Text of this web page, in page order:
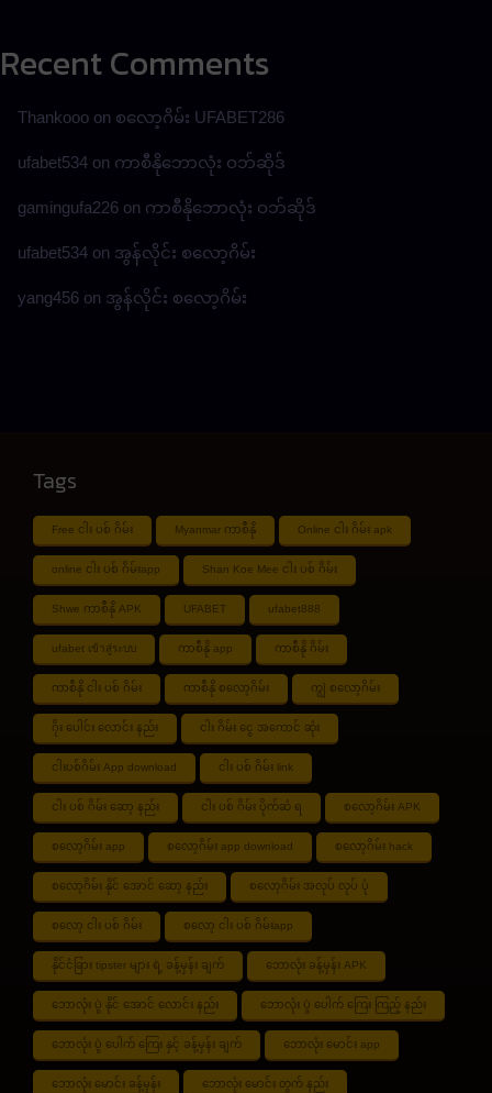
Recent Comments
Thankooo on စလော့ဂိမ်း UFABET286
ufabet534 on ကာစီနိုဘောလုံး ဝဘ်ဆိုဒ်
gamingufa226 on ကာစီနိုဘောလုံး ဝဘ်ဆိုဒ်
ufabet534 on အွန်လိုင်း စလော့ဂိမ်း
yang456 on အွန်လိုင်း စလော့ဂိမ်း
Tags
Free ငါး ပစ် ဂိမ်း Myanmar ကာစီနို Online ငါး ဂိမ်း apk
online ငါး ပစ် ဂိမ်းapp Shan Koe Mee ငါး ပစ် ဂိမ်း
Shwe ကာစီနို APK UFABET ufabet888
ufabet เข้าสู่ระบบ ကာစီနို app ကာစီနို ဂိမ်း
ကာစီနို ငါး ပစ် ဂိမ်း ကာစီနို စလော့ဂိမ်း ကျွဲ စလော့ဂိမ်း
ဂိုး ပေါင်း လောင်း နည်း ငါး ဂိမ်း ငွေ အကောင် ဆုံး
ငါးပစ်ဂိမ်း App download ငါး ပစ် ဂိမ်း link
ငါး ပစ် ဂိမ်း ဆော့ နည်း ငါး ပစ် ဂိမ်း ပိုက်ဆံ ရ စလော့ဂိမ်း APK
စလော့ဂိမ်း app စလော့ဂိမ်း app download စလော့ဂိမ်း hack
စလော့ဂိမ်း နိုင် အောင် ဆော့ နည်း စလော့ဂိမ်း အလုပ် လုပ် ပုံ
စလော့ ငါး ပစ် ဂိမ်း စလော့ ငါး ပစ် ဂိမ်းapp
နိုင်ငံခြား tipster များ ရဲ့ ခန့်မှန်း ချက် ဘောလုံး ခန့်မှန်း APK
ဘောလုံး ပွဲ နိုင် အောင် လောင်း နည်း ဘောလုံး ပွဲ ပေါက် ကြေး ကြည့် နည်း
ဘောလုံး ပွဲ ပေါက် ကြေး နှင့် ခန့်မှန်း ချက် ဘောလုံး မောင်း app
ဘောလုံး မောင်း ခန့်မှန်း ဘောလုံး မောင်း တွက် နည်း